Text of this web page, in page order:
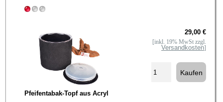
Pfeifentabak-Topf aus Acryl
29,00 €
[inkl. 19% MwSt zzgl.
Versandkosten]